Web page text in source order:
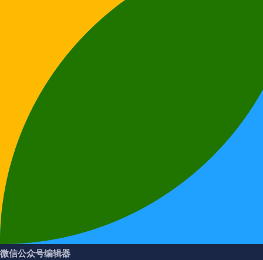
微信公众号编辑器